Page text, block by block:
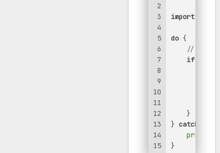
2
3
4
5
6
7
8
9
10
11
12
13
14
15
import
do {
// get
if
    }
} catch
print
}